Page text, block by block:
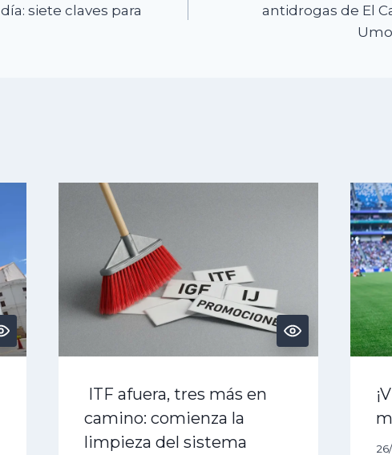
siete claves para
antidrogas de El
ITF afuera, tres más en
camino: comienza la
limpieza del sistema